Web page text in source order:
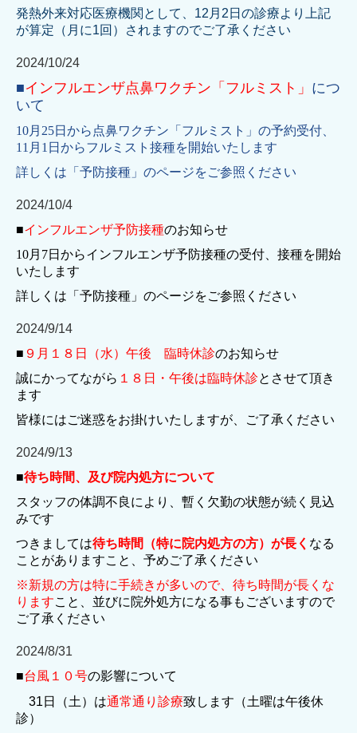
発熱外来対応医療機関として、12月2日の診療より上記
が算定（月に1回）されますのでご了承ください
2024/10/24
■インフルエンザ点鼻ワクチン「フルミスト」 につ
いて
10月25日から点鼻ワクチン「フルミスト」の予約受付、
11月1日からフルミスト接種を開始いたします
詳しくは「予防接種」のページをご参照ください
2024/10/4
■インフルエンザ予防接種のお知らせ
10月7日からインフルエンザ予防接種の受付、接種を開始
いたします
詳しくは「予防接種」のページをご参照ください
2024/9/14
■ ９月１８日（水）午後 臨時休診のお知らせ
誠にかってながら １８日・午後は臨時休診とさせて頂き
ます
皆様にはご迷惑をお掛けいたしますが、ご了承ください
2024/9/13
■待ち時間、及び院内処方について
スタッフの体調不良により、暫く欠勤の状態が続く見込
みです
つきましては待ち時間（特に院内処方の方）が長く なる
ことがあり ますこ と
、予めご了承ください
※新規の方は特に手続きが多いので、待ち時間が長くな
りますこと、 並びに院外処方になる事もございますので
ご了承ください
2024/8/31
■台風１０号の影響について
31日（土）は通常通り診療致します（土曜は午後休
診）